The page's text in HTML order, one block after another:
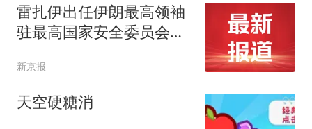
雷扎伊出任伊朗最高领袖
驻最高国家安全委员会代
新京报
天空硬糖消